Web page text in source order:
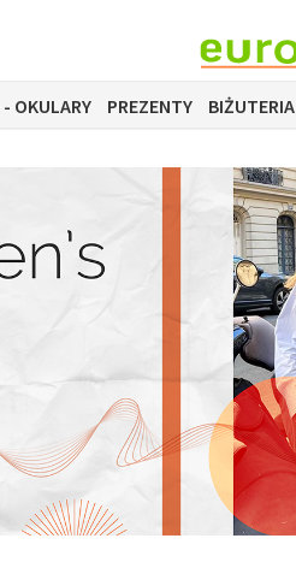
OKULARY PREZENTY BIŻUTERIA